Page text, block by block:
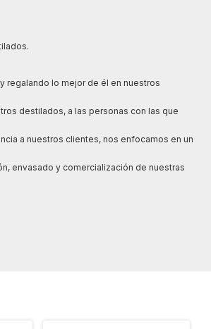
regalando lo mejor de él en nuestros
destilados, a las personas con las que
a nuestros clientes, nos enfocamos en un
envasado y comercialización de nuestras